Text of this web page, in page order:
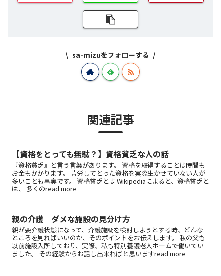
sa-mizuをフォローする
関連記事
【資格をとっても無駄？】資格貧乏な人の話
『資格貧乏』と言う言葉があります。 資格を取得することは時間も
お金もかかります。 苦労してとった資格を実際生かせていない人が
多いことも事実です。 資格貧乏とは Wikipediaによると、資格貧乏と
は、 多くのread more
親の介護 ダメな施設の見分け方
親が要介護状態になって、介護施設を検討しようとする時、どんな
ところを見ればいいのか、そのポイントをお伝えします。 私の父も
以前施設入所しており、実際、私も特別養護老人ホームで働いてい
ました。 その経験からお話し出来ればと思いますread more